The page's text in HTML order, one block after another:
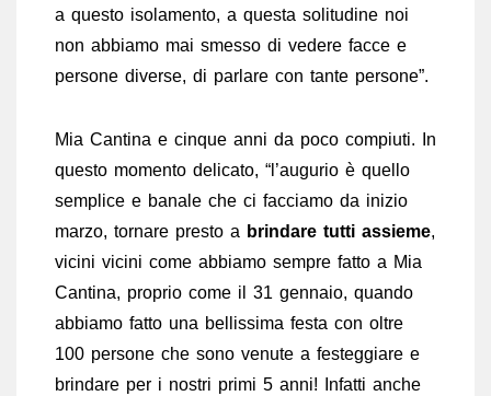
a questo isolamento, a questa solitudine noi
non abbiamo mai smesso di vedere facce e
persone diverse, di parlare con tante persone”.
Mia Cantina e cinque anni da poco compiuti. In
questo momento delicato, “l’augurio è quello
semplice e banale che ci facciamo da inizio
marzo, tornare presto a brindare tutti assieme,
vicini vicini come abbiamo sempre fatto a Mia
Cantina, proprio come il 31 gennaio, quando
abbiamo fatto una bellissima festa con oltre
100 persone che sono venute a festeggiare e
brindare per i nostri primi 5 anni! Infatti anche